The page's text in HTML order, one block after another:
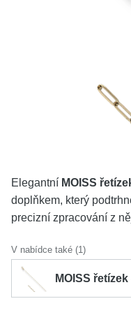
Elegantní MOISS
doplňkem, který
precizní zpracování z
V nabídce také (1)
MOISS